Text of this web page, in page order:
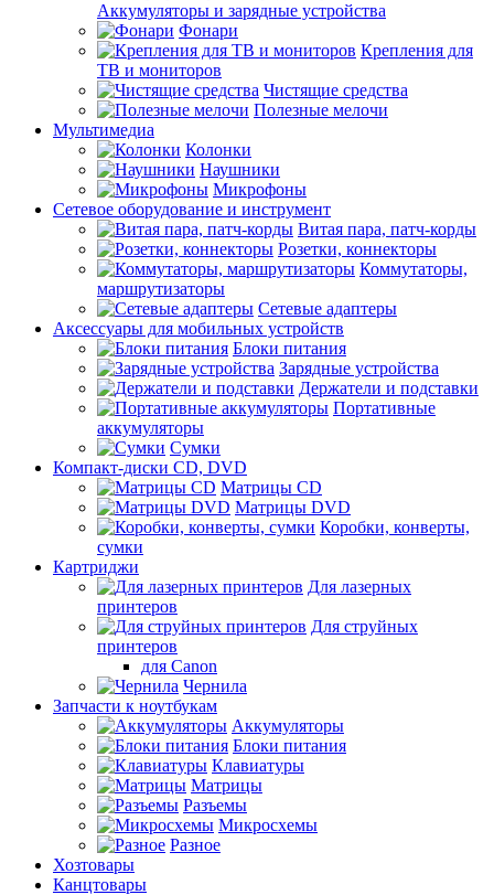
Аккумуляторы и зарядные устройства
Фонари
Крепления для
ТВ и мониторов
Чистящие средства
Полезные мелочи
Мультимедиа
Колонки
Наушники
Микрофоны
Сетевое оборудование и инструмент
Витая пара, патч-корды
Розетки, коннекторы
Коммутаторы,
маршрутизаторы
Сетевые адаптеры
Аксессуары для мобильных устройств
Блоки питания
Зарядные устройства
Держатели и подставки
Портативные
аккумуляторы
Сумки
Компакт-диски CD, DVD
Матрицы CD
Матрицы DVD
Коробки, конверты,
сумки
Картриджи
Для лазерных
принтеров
Для струйных
принтеров
для Canon
Чернила
Запчасти к ноутбукам
Аккумуляторы
Блоки питания
Клавиатуры
Матрицы
Разъемы
Микросхемы
Разное
Хозтовары
Канцтовары